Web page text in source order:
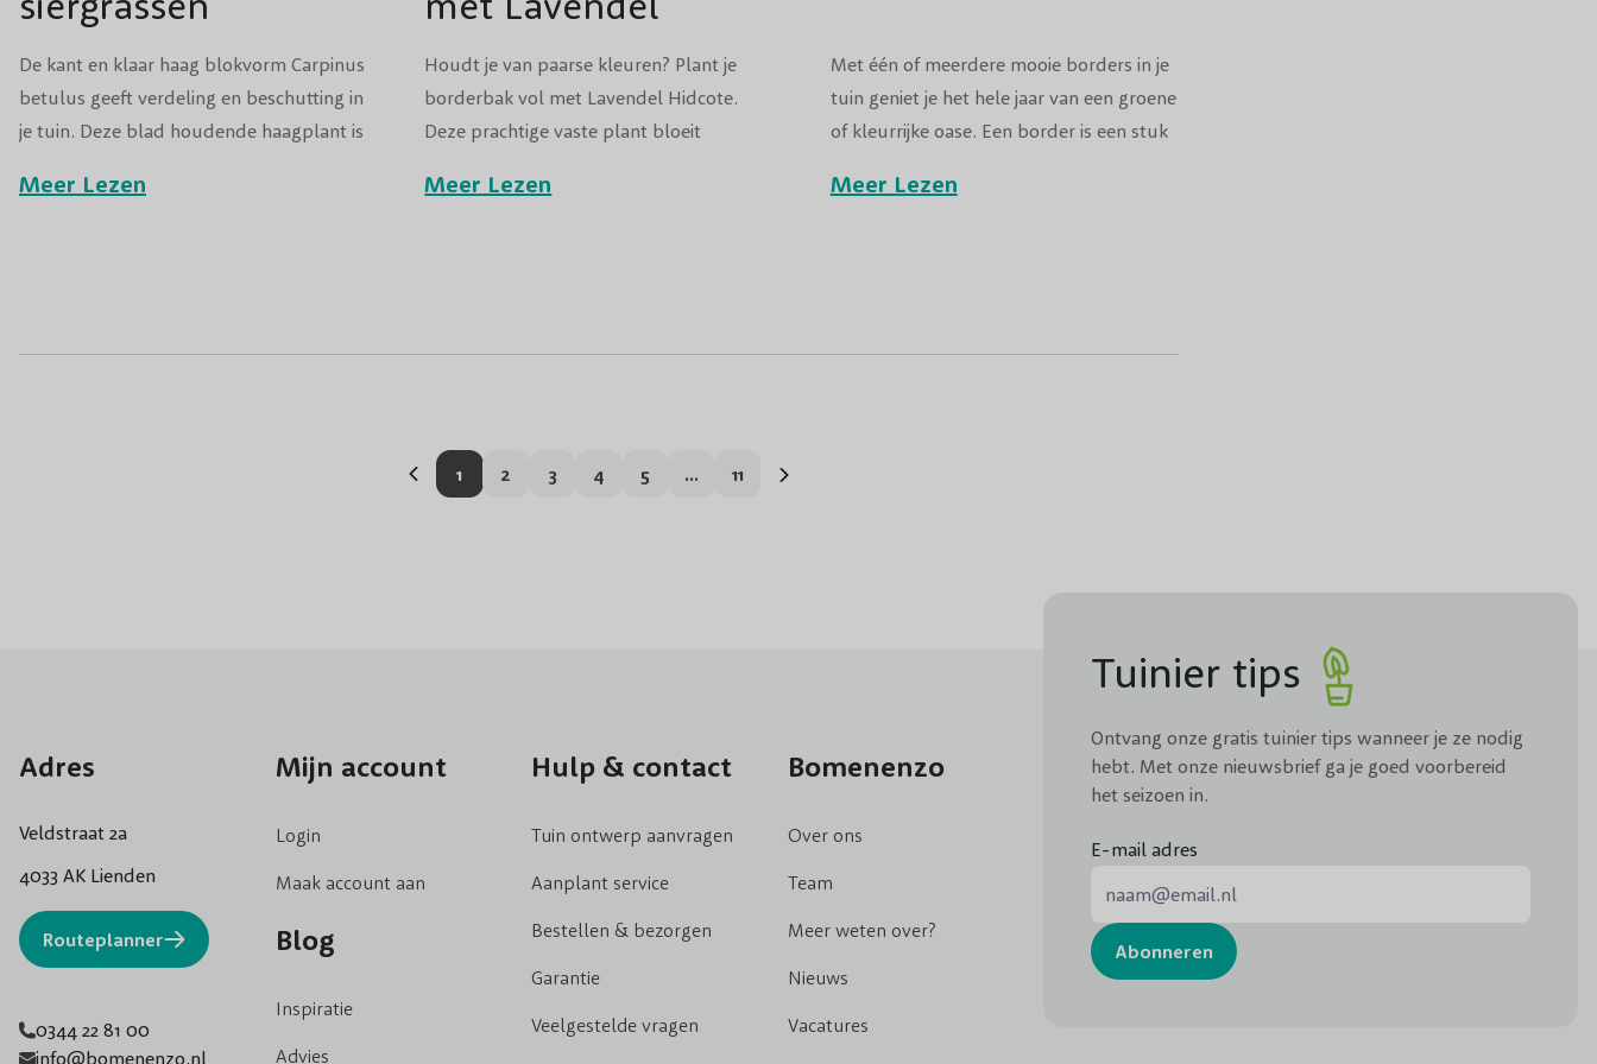
De kant en klaar haag blokvorm Carpinus
betulus geeft verdeling en beschutting in
je tuin. Deze blad houdende haagplant is
compacte groei. In de winter behoudt de
Meer Lezen
Houdt je van paarse kleuren? Plant je
borderbak vol met Lavendel Hidcote.
Deze prachtige vaste plant bloeit
verspreidt een heerlijke geur.
Meer Lezen
Met één of meerdere mooie borders in je
tuin geniet je het hele jaar van een groene
of kleurrijke oase. Een border is een stuk
is beplant. Het is de perfecte sfeermaker
Meer Lezen
U lees momenteel pagina
1 Pagina
2 Pagina
3 Pagina
4 Pagina
5 ... Pagina
11
Adres
Veldstraat 2a
4033 AK Lienden
Routeplanner
0344 22 81 00
info@bomenenzo.nl
Mijn account
Login
Maak account aan
Blog
Inspiratie
Advies
Hulp & contact
Tuin ontwerp aanvragen
Aanplant service
Bestellen & bezorgen
Garantie
Veelgestelde vragen
Bomenenzo
Over ons
Team
Meer weten over?
Nieuws
Vacatures
Tuinier tips
Ontvang onze gratis tuinier tips wanneer je ze nodig
hebt. Met onze nieuwsbrief ga je goed voorbereid
het seizoen in.
E-mail adres
Abonneren